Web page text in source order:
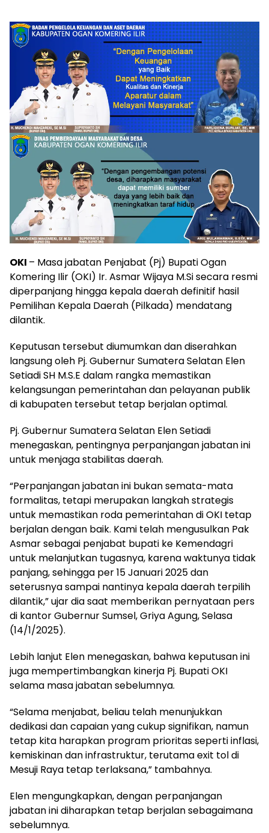
OKI – Masa jabatan Penjabat (Pj) Bupati Ogan
Komering Ilir (OKI) Ir. Asmar Wijaya M.Si secara resmi
diperpanjang hingga kepala daerah definitif hasil
Pemilihan Kepala Daerah (Pilkada) mendatang
dilantik.
Keputusan tersebut diumumkan dan diserahkan
langsung oleh Pj. Gubernur Sumatera Selatan Elen
Setiadi SH M.S.E dalam rangka memastikan
kelangsungan pemerintahan dan pelayanan publik
di kabupaten tersebut tetap berjalan optimal.
Pj. Gubernur Sumatera Selatan Elen Setiadi
menegaskan, pentingnya perpanjangan jabatan ini
untuk menjaga stabilitas daerah.
“Perpanjangan jabatan ini bukan semata-mata
formalitas, tetapi merupakan langkah strategis
untuk memastikan roda pemerintahan di OKI tetap
berjalan dengan baik. Kami telah mengusulkan Pak
Asmar sebagai penjabat bupati ke Kemendagri
untuk melanjutkan tugasnya, karena waktunya tidak
panjang, sehingga per 15 Januari 2025 dan
seterusnya sampai nantinya kepala daerah terpilih
dilantik,” ujar dia saat memberikan pernyataan pers
di kantor Gubernur Sumsel, Griya Agung, Selasa
(14/1/2025).
Lebih lanjut Elen menegaskan, bahwa keputusan ini
juga mempertimbangkan kinerja Pj. Bupati OKI
selama masa jabatan sebelumnya.
“Selama menjabat, beliau telah menunjukkan
dedikasi dan capaian yang cukup signifikan, namun
tetap kita harapkan program prioritas seperti inflasi,
kemiskinan dan infrastruktur, terutama exit tol di
Mesuji Raya tetap terlaksana,” tambahnya.
Elen mengungkapkan, dengan perpanjangan
jabatan ini diharapkan tetap berjalan sebagaimana
sebelumnya.